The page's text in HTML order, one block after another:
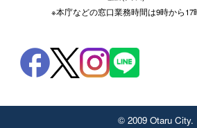
※本庁などの窓口業務時間は9時から17
© 2009 Otaru City.